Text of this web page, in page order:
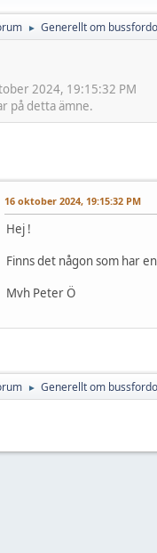
► Generellt om
2024, 19:15:32 PM
på detta ämne.
16 oktober 2024, 19:15:32 PM
Hej !
Finns det någon som har
Mvh Peter Ö
► Generellt om